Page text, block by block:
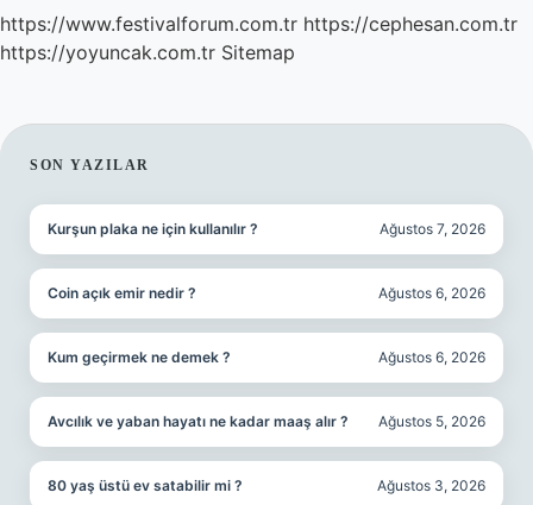
https://www.festivalforum.com.tr https://cephesan.com.tr
https://yoyuncak.com.tr Sitemap
SIDEBAR
SON YAZILAR
Kurşun plaka ne için kullanılır ? Ağustos 7, 2026
Coin açık emir nedir ? Ağustos 6, 2026
Kum geçirmek ne demek ? Ağustos 6, 2026
Avcılık ve yaban hayatı ne kadar maaş alır ? Ağustos 5, 2026
80 yaş üstü ev satabilir mi ? Ağustos 3, 2026